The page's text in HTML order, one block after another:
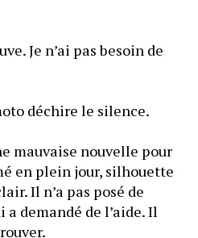
Je n’ai pas besoin de
déchire le silence.
mauvaise nouvelle pour
en plein jour, silhouette
Il n’a pas posé de
demandé de l’aide. Il